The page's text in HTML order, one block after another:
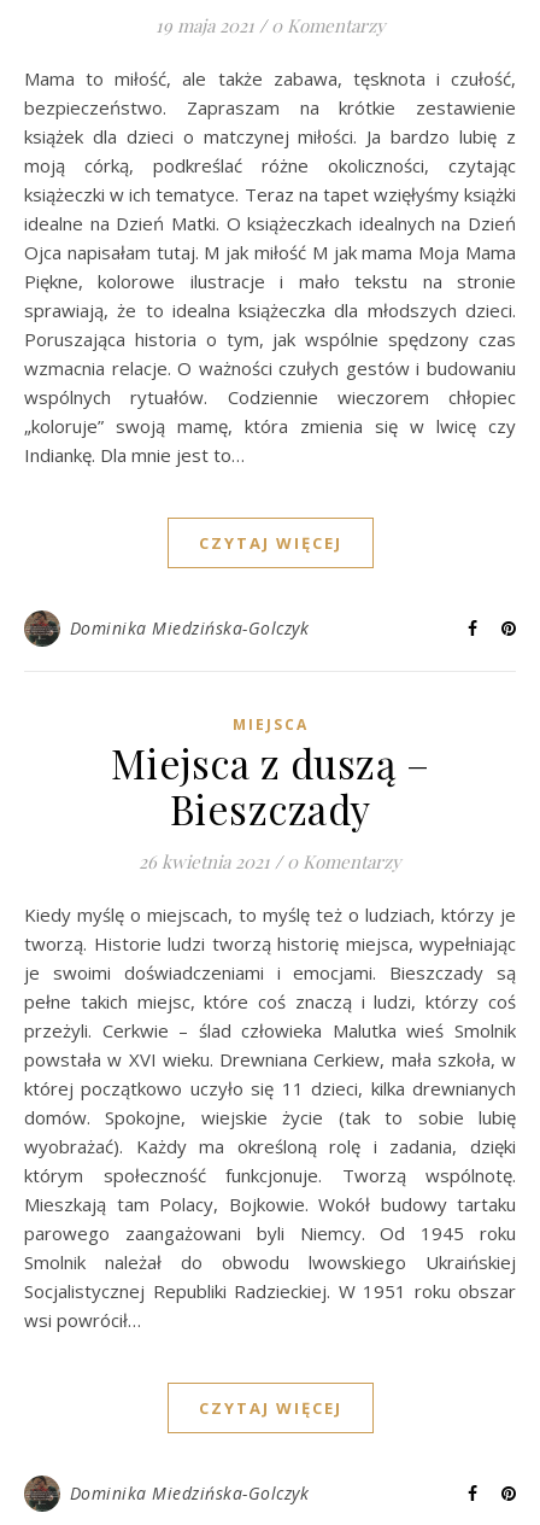
19 maja 2021 / 0 Komentarzy
Mama to miłość, ale także zabawa, tęsknota i czułość,
bezpieczeństwo. Zapraszam na krótkie zestawienie
książek dla dzieci o matczynej miłości. Ja bardzo lubię z
moją córką, podkreślać różne okoliczności, czytając
książeczki w ich tematyce. Teraz na tapet wzięłyśmy książki
idealne na Dzień Matki. O książeczkach idealnych na Dzień
Ojca napisałam tutaj. M jak miłość M jak mama Moja Mama
Piękne, kolorowe ilustracje i mało tekstu na stronie
sprawiają, że to idealna książeczka dla młodszych dzieci.
Poruszająca historia o tym, jak wspólnie spędzony czas
wzmacnia relacje. O ważności czułych gestów i budowaniu
wspólnych rytuałów. Codziennie wieczorem chłopiec
„koloruje” swoją mamę, która zmienia się w lwicę czy
Indiankę. Dla mnie jest to…
CZYTAJ WIĘCEJ
Dominika Miedzińska-Golczyk
MIEJSCA
Miejsca z duszą –
Bieszczady
26 kwietnia 2021 / 0 Komentarzy
Kiedy myślę o miejscach, to myślę też o ludziach, którzy je
tworzą. Historie ludzi tworzą historię miejsca, wypełniając
je swoimi doświadczeniami i emocjami. Bieszczady są
pełne takich miejsc, które coś znaczą i ludzi, którzy coś
przeżyli. Cerkwie – ślad człowieka Malutka wieś Smolnik
powstała w XVI wieku. Drewniana Cerkiew, mała szkoła, w
której początkowo uczyło się 11 dzieci, kilka drewnianych
domów. Spokojne, wiejskie życie (tak to sobie lubię
wyobrażać). Każdy ma określoną rolę i zadania, dzięki
którym społeczność funkcjonuje. Tworzą wspólnotę.
Mieszkają tam Polacy, Bojkowie. Wokół budowy tartaku
parowego zaangażowani byli Niemcy. Od 1945 roku
Smolnik należał do obwodu lwowskiego Ukraińskiej
Socjalistycznej Republiki Radzieckiej. W 1951 roku obszar
wsi powrócił…
CZYTAJ WIĘCEJ
Dominika Miedzińska-Golczyk